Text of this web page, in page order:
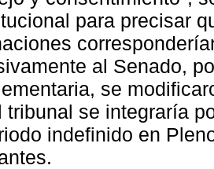
para precisar
al Senado,
se
tribunal se integraría
indefinido en